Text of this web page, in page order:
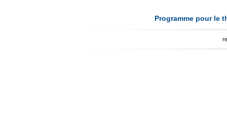
Programme pour le